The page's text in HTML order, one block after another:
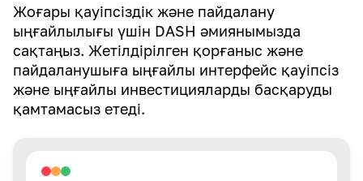
Жоғары қауіпсіздік және пайдалану
ыңғайлылығы үшін DASH әмиянымызда
сақтаңыз. Жетілдірілген қорғаныс және
пайдаланушыға ыңғайлы интерфейс қауіпсіз
және ыңғайлы инвестицияларды басқаруды
қамтамасыз етеді.